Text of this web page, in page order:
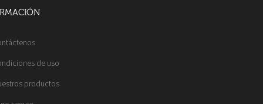
de uso
productos